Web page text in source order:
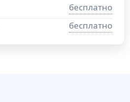
бесплатно
бесплатно